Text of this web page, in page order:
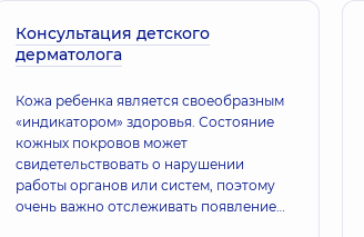
Консультация детского
дерматолога
Кожа ребенка является своеобразным
«индикатором» здоровья. Состояние
кожных покровов может
свидетельствовать о нарушении
работы органов или систем, поэтому
очень важно отслеживать появление